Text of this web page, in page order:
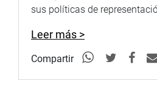
sus políticas de
Leer más >
Compartir